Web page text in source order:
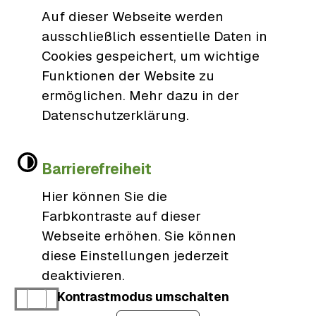
Auf dieser Webseite werden
ausschließlich essentielle Daten in
Cookies gespeichert, um wichtige
Funktionen der Website zu
ermöglichen. Mehr dazu in der
Datenschutzerklärung.
Barrierefreiheit
Hier können Sie die
Farbkontraste auf dieser
Webseite erhöhen. Sie können
diese Einstellungen jederzeit
deaktivieren.
Kontrastmodus umschalten
Öffnungszeiten
Kontakt
Impressum
Erklärung zur Barrierefreiheit